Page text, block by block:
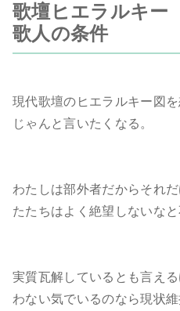
歌壇ヒエラルキ
歌人の条件
現代歌壇のヒエラルキー図
じゃんと言いたくなる。
わたしは部外者だからそれ
たたちはよく絶望しないなと
実質瓦解しているとも言え
わない気でいるのなら現状維